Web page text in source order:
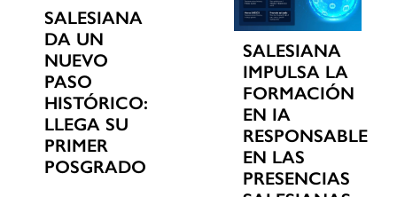
SALESIANA
DA UN
NUEVO
PASO
HISTÓRICO:
LLEGA SU
PRIMER
POSGRADO
SALESIANA
IMPULSA LA
FORMACIÓN
EN IA
RESPONSABLE
EN LAS
PRESENCIAS